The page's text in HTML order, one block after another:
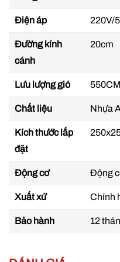
Quạt thông gió gắn
Điện áp 220V/
Đường kính
cánh
20cm
Lưu lượng gió
Chất liệu Nhựa
Kích thước lắp
đặt
Động cơ Động
Xuất xứ Chính
Bảo hành 12